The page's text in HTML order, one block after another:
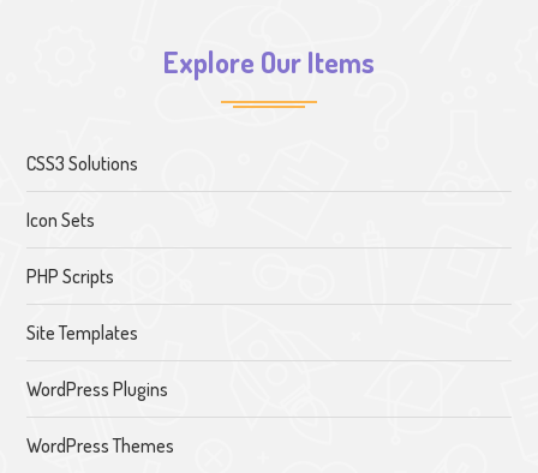
Explore Our Items
CSS3 Solutions
Icon Sets
PHP Scripts
Site Templates
WordPress Plugins
WordPress Themes